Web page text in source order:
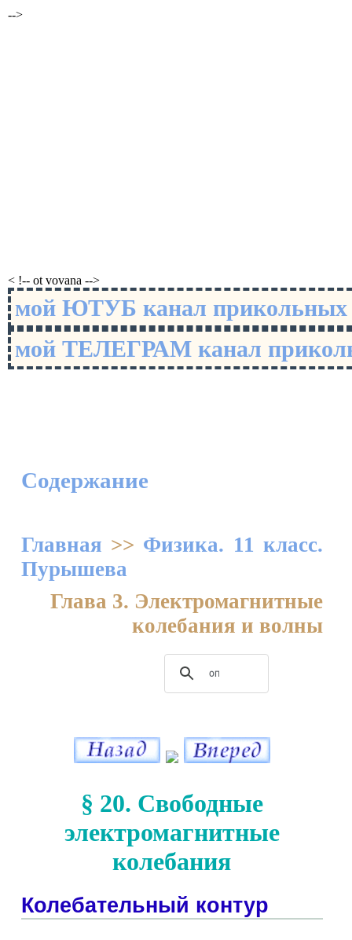
-->
< !-- ot vovana -->
мой ЮТУБ канал
мой ТЕЛЕГРАМ канал
Содержание
Главная >> Физика. 11 класс.
Пурышева
Глава 3. Электромагнитные
колебания и волны
§ 20. Свободные
электромагнитные
колебания
Колебательный контур